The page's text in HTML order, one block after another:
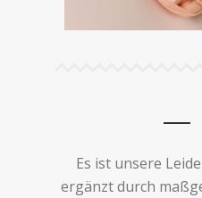
Es ist unsere
ergänzt durch